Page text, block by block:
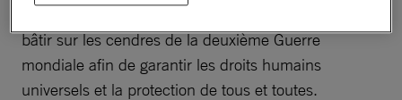
bâtir sur les cendres de la deuxième Guerre
mondiale afin de garantir les droits humains
universels et la protection de tous et toutes.